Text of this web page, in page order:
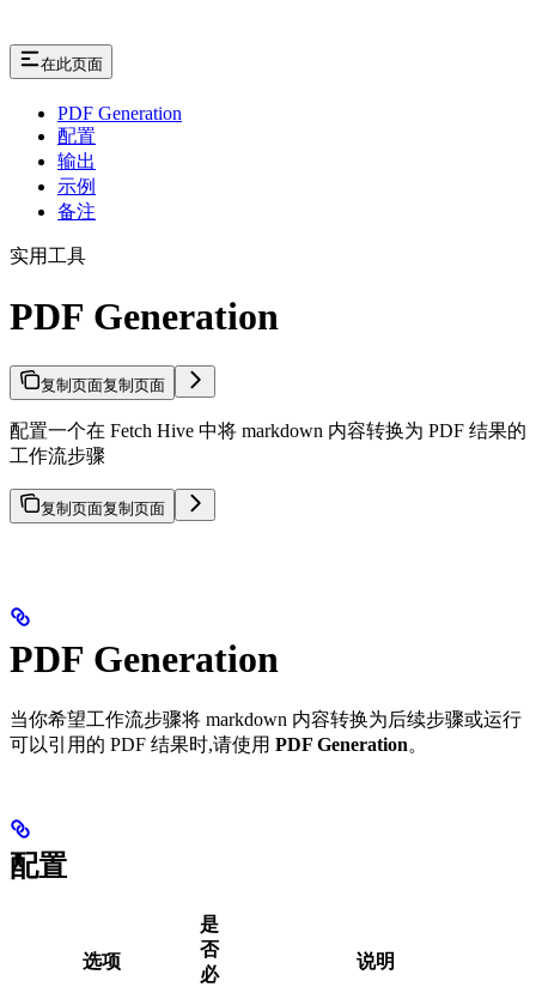
在此页面
PDF Generation
配置
输出
示例
备注
实用工具
PDF Generation
复制页面复制页面
配置一个在 Fetch Hive 中将 markdown 内容转换为 PDF 结果的
工作流步骤
复制页面复制页面
PDF Generation
当你希望工作流步骤将 markdown 内容转换为后续步骤或运行
可以引用的 PDF 结果时,请使用 PDF Generation。
配置
选项
是
否
必
说明